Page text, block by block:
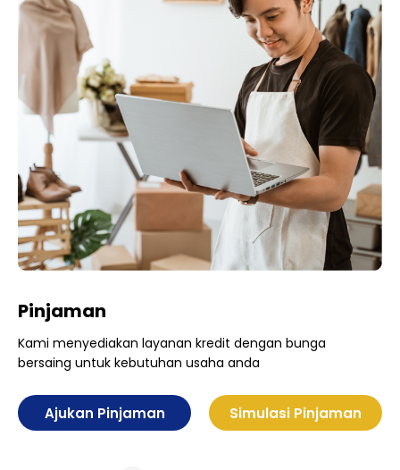
Pinjaman
Kami menyediakan layanan kredit dengan bunga
bersaing untuk kebutuhan usaha anda